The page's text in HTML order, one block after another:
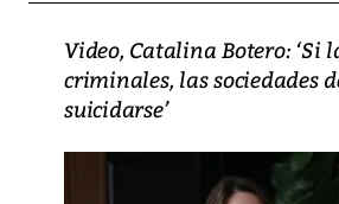
Video, Catalina Botero: ‘Si
criminales, las sociedades
suicidarse’